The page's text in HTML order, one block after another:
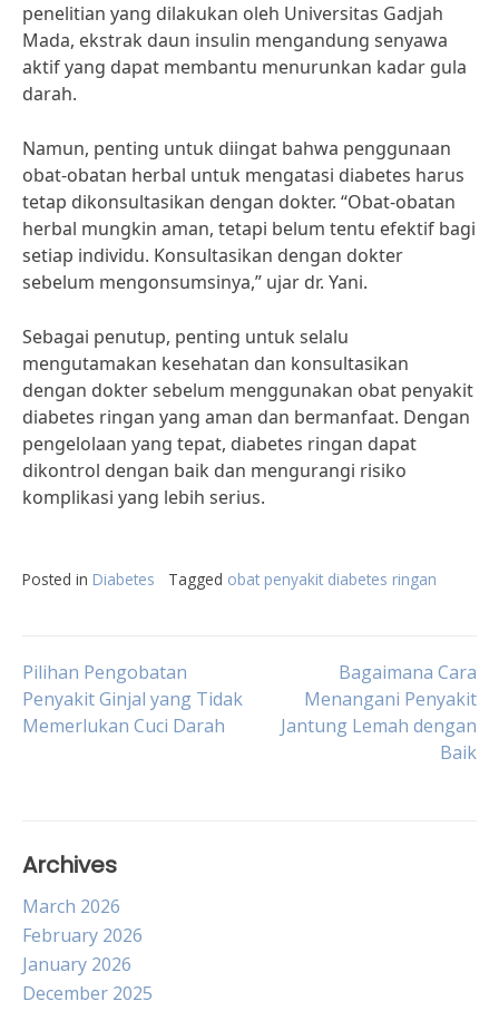
penelitian yang dilakukan oleh Universitas Gadjah
Mada, ekstrak daun insulin mengandung senyawa
aktif yang dapat membantu menurunkan kadar gula
darah.
Namun, penting untuk diingat bahwa penggunaan
obat-obatan herbal untuk mengatasi diabetes harus
tetap dikonsultasikan dengan dokter. “Obat-obatan
herbal mungkin aman, tetapi belum tentu efektif bagi
setiap individu. Konsultasikan dengan dokter
sebelum mengonsumsinya,” ujar dr. Yani.
Sebagai penutup, penting untuk selalu
mengutamakan kesehatan dan konsultasikan
dengan dokter sebelum menggunakan obat penyakit
diabetes ringan yang aman dan bermanfaat. Dengan
pengelolaan yang tepat, diabetes ringan dapat
dikontrol dengan baik dan mengurangi risiko
komplikasi yang lebih serius.
Posted in Diabetes Tagged obat penyakit diabetes ringan
Post
navigation
Pilihan Pengobatan
Penyakit Ginjal yang Tidak
Memerlukan Cuci Darah
Bagaimana Cara
Menangani Penyakit
Jantung Lemah dengan
Baik
Archives
March 2026
February 2026
January 2026
December 2025